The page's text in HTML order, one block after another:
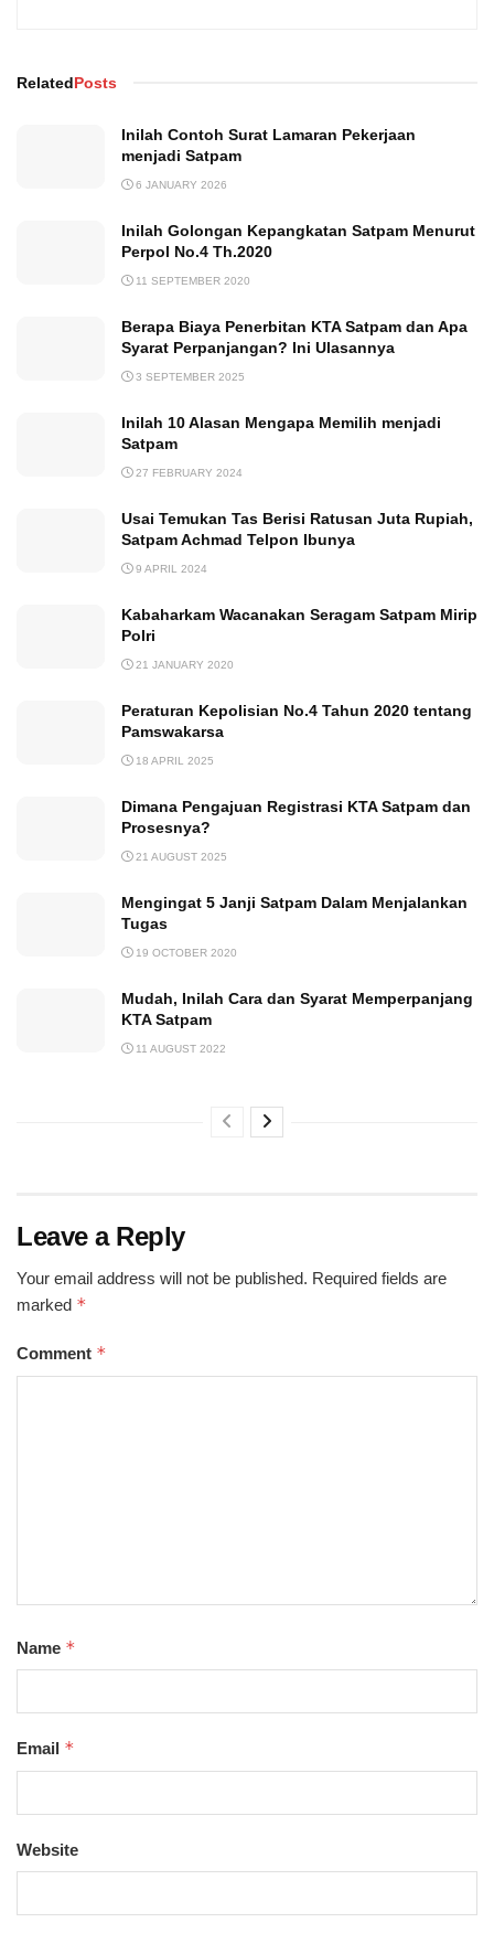
RelatedPosts
Inilah Contoh Surat Lamaran Pekerjaan
menjadi Satpam
6 JANUARY 2026
Inilah Golongan Kepangkatan Satpam Menurut
Perpol No.4 Th.2020
11 SEPTEMBER 2020
Berapa Biaya Penerbitan KTA Satpam dan Apa
Syarat Perpanjangan? Ini Ulasannya
3 SEPTEMBER 2025
Inilah 10 Alasan Mengapa Memilih menjadi
Satpam
27 FEBRUARY 2024
Usai Temukan Tas Berisi Ratusan Juta Rupiah,
Satpam Achmad Telpon Ibunya
9 APRIL 2024
Kabaharkam Wacanakan Seragam Satpam Mirip
Polri
21 JANUARY 2020
Peraturan Kepolisian No.4 Tahun 2020 tentang
Pamswakarsa
18 APRIL 2025
Dimana Pengajuan Registrasi KTA Satpam dan
Prosesnya?
21 AUGUST 2025
Mengingat 5 Janji Satpam Dalam Menjalankan
Tugas
19 OCTOBER 2020
Mudah, Inilah Cara dan Syarat Memperpanjang
KTA Satpam
11 AUGUST 2022
Leave a Reply
Your email address will not be published. Required fields are
marked *
Comment *
Name *
Email *
Website